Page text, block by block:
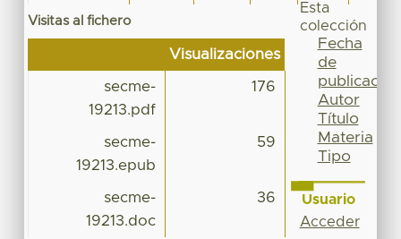
Visitas al fichero
Visualizaciones
secme-
19213.pdf
176
secme-
19213.epub
59
secme-
19213.doc
36
Esta
colección
Fecha
de
publicación
Autor
Título
Materia
Tipo
Usuario
Acceder